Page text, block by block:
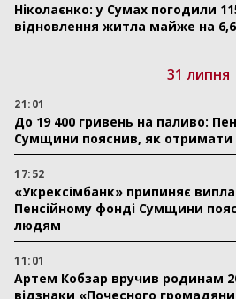
Ніколаєнко: у Сумах погодили
відновлення житла майже на
31 липня
21:01
До 19 400 гривень на паливо:
Сумщини пояснив, як отримати
17:52
«Укрексімбанк» припиняє
Пенсійному фонді Сумщини
людям
11:01
Артем Кобзар вручив родинам
відзнаки «Почесного